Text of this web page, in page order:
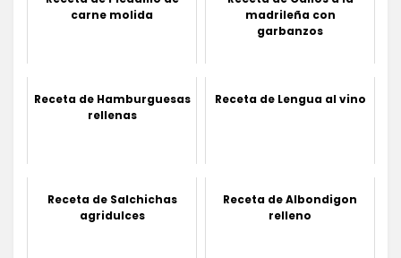
carne molida
madrileña con
garbanzos
Receta de Hamburguesas
rellenas
Receta de Lengua al vino
Receta de Salchichas
agridulces
Receta de Albondigon
relleno